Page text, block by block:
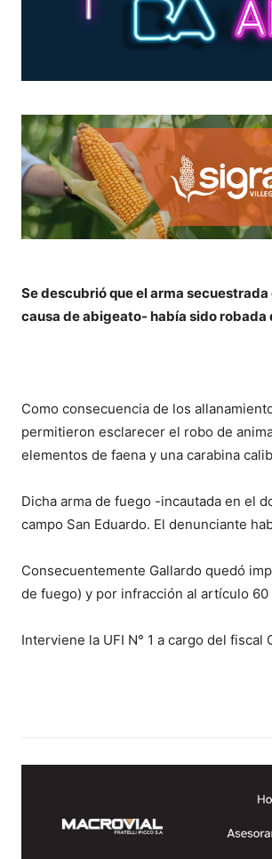
Se descubrió que el arma
causa de abigeato- había sido robada
Como consecuencia de los
permitieron esclarecer el robo de
elementos de faena y una carabina
Dicha arma de fuego -incautada en el
campo San Eduardo. El denunciante
Consecuentemente Gallardo quedó
de fuego) y por infracción al artículo
Interviene la UFI N° 1 a cargo del fiscal